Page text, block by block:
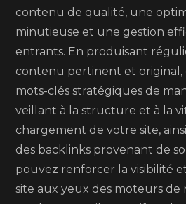
contenu de qualité, une
minutieuse et une gestion
entrants. En produisant
contenu pertinent et original,
mots-clés stratégiques de
veillant à la structure et à la
chargement de votre site,
des backlinks provenant de
pouvez renforcer la visibilité
site aux yeux des moteurs de